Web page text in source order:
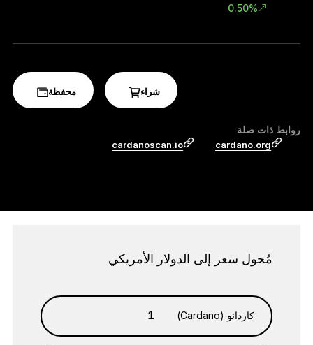
شاهد جميع المنتجات
0.50%
روابط ذات صلة
cardano.org
cardanoscan.io
شراء محفظة
مُحول سعر إلى الدولار الأمريكي
كاردانو (Cardano)